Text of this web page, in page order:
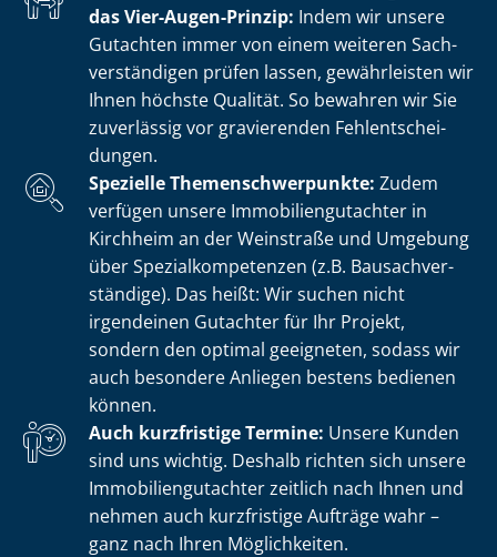
das Vier-Augen-Prinzip: Indem wir unsere
Gutachten immer von einem weiteren Sach­
ver­stän­di­gen prüfen lassen, gewährleisten wir
Ihnen höchste Qualität. So bewahren wir Sie
zuverlässig vor gravierenden Fehl­ent­schei­
dun­gen.
Spezielle The­men­schwer­punk­te: Zudem
verfügen unsere Im­mo­bi­li­en­gut­ach­ter in
Kirchheim an der Weinstraße und Umgebung
über Spe­zi­al­kom­pe­ten­zen (z.B. Bau­sach­ver­
stän­di­ge). Das heißt: Wir suchen nicht
irgendeinen Gutachter für Ihr Projekt,
sondern den optimal geeigneten, sodass wir
auch besondere Anliegen bestens bedienen
können.
Auch kurzfristige Termine: Unsere Kunden
sind uns wichtig. Deshalb richten sich unsere
Im­mo­bi­li­en­gut­ach­ter zeitlich nach Ihnen und
nehmen auch kurzfristige Aufträge wahr –
ganz nach Ihren Möglichkeiten.